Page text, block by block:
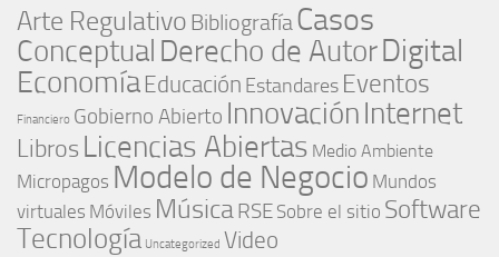
Arte Regulativo BibliografíaCasos
Conceptual Derecho de AutorDigital
Economía Educación Estandares Eventos
Financiero Gobierno Abierto InnovaciónInternet
Libros Licencias Abiertas Medio Ambiente
Micropagos Modelo de Negocio Mundos
virtuales Móviles MúsicaRSE Sobre el sitio Software
Tecnología Uncategorized Video